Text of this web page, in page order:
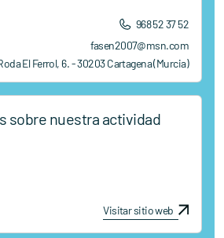
968 52 37 52
fasen2007@msn.com
El Ferrol, 6. - 30203 Cartagena (Murcia)
sobre nuestra actividad
Visitar sitio web